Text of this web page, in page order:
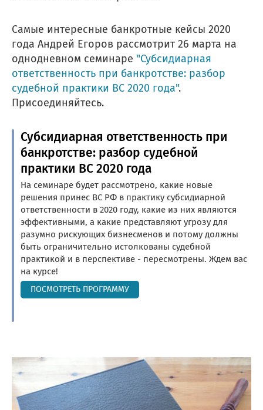
Самые интересные банкротные кейсы 2020
года Андрей Егоров рассмотрит 26 марта на
однодневном семинаре "Субсидиарная
ответственность при банкротстве: разбор
судебной практики ВС 2020 года".
Присоединяйтесь.
Субсидиарная ответственность при
банкротстве: разбор судебной
практики ВС 2020 года
На семинаре будет рассмотрено, какие новые
решения принес ВС РФ в практику субсидиарной
ответственности в 2020 году, какие из них являются
эффективными, а какие представляют угрозу для
разумно рискующих бизнесменов и потому должны
быть ограничительно истолкованы судебной
практикой и в перспективе - пересмотрены. Ждем вас
на курсе!
ПОСМОТРЕТЬ ПРОГРАММУ